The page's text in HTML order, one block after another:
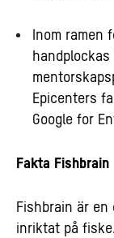
Inom ramen
Epicenters
Google for
Fakta Fishbrain
Fishbrain är
inriktat på